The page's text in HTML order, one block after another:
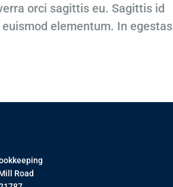
orci sagittis eu. Sagittis id
elementum. In egestas
Road